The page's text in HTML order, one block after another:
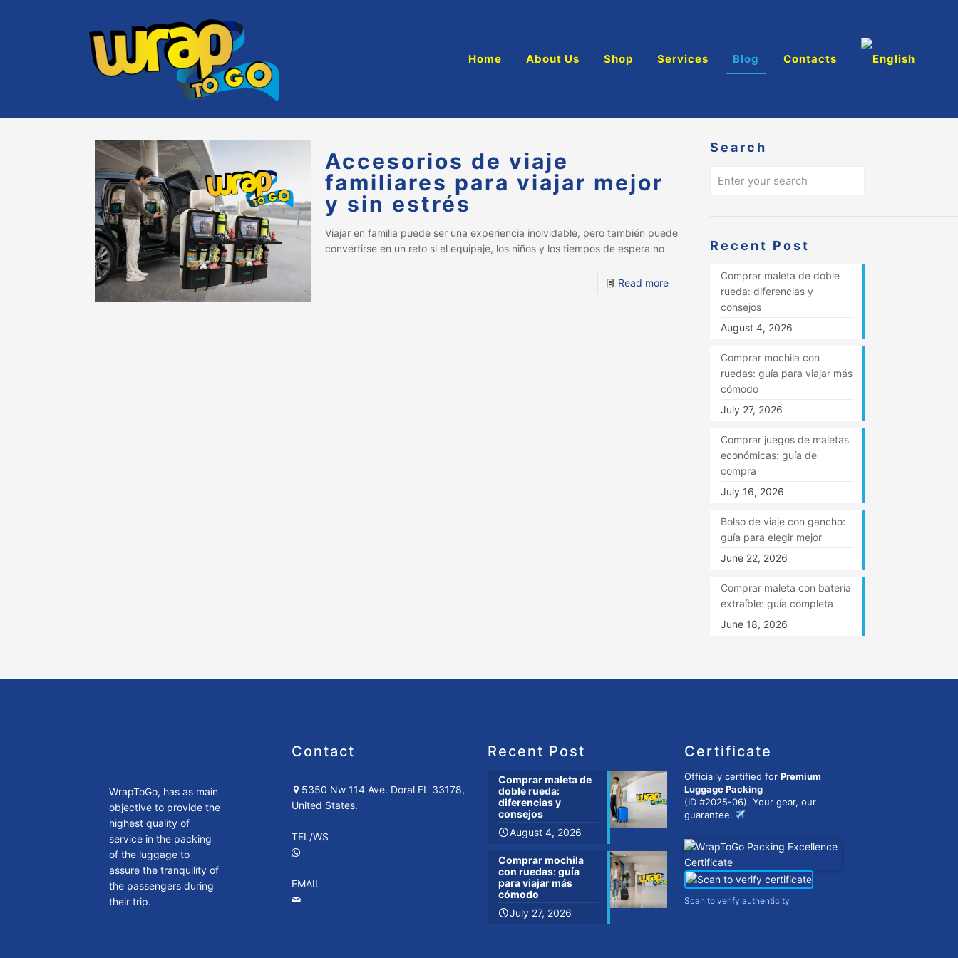
Home About Us Shop Services Blog Contacts
Accesorios de viaje
familiares para viajar mejor
y sin estrés
Viajar en familia puede ser una experiencia inolvidable, pero también puede
convertirse en un reto si el equipaje, los niños y los tiempos de espera no
Read more
Search
Recent Post
Comprar maleta de doble
rueda: diferencias y
consejos
August 4, 2026
Comprar mochila con
ruedas: guía para viajar más
cómodo
July 27, 2026
Comprar juegos de maletas
económicas: guía de
compra
July 16, 2026
Bolso de viaje con gancho:
guía para elegir mejor
June 22, 2026
Comprar maleta con batería
extraíble: guía completa
June 18, 2026
WrapToGo, has as main
objective to provide the
highest quality of
service in the packing
of the luggage to
assure the tranquility of
the passengers during
their trip.
Contact
5350 Nw 114 Ave. Doral FL 33178,
United States.
TEL/WS
EMAIL
Recent Post
Comprar maleta de
doble rueda:
diferencias y
consejos
August 4, 2026
Comprar mochila
con ruedas: guía
para viajar más
cómodo
July 27, 2026
Certificate
Officially certified for Premium
Luggage Packing
(ID #2025-06). Your gear, our
guarantee.
Scan to verify authenticity